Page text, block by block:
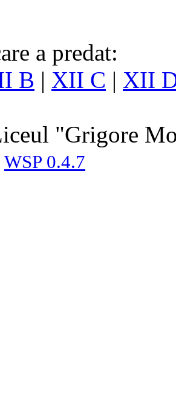
a predat:
B | XII C | XII
"Grigore
WSP 0.4.7